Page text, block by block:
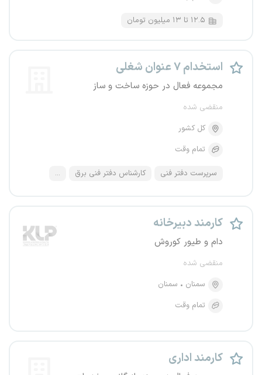
۱۲.۵ تا ۱۳ میلیون تومان
استخدام ۷ عنوان شغلی
مجموعه فعال در حوزه ساخت و ساز
منقضی شده
کل کشور
تمام وقت
سرپرست دفتر فنی کارشناس دفتر فنی برق ...
کارمند دبیرخانه
دام و طیور کوروش
منقضی شده
سمنان
سمنان
تمام وقت
کارمند اداری